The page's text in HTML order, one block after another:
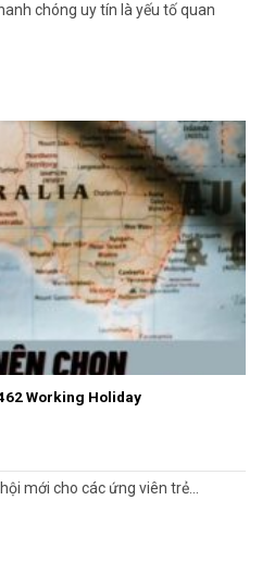
chóng uy tín là yếu tố quan
Working Holiday
mới cho các ứng viên trẻ...